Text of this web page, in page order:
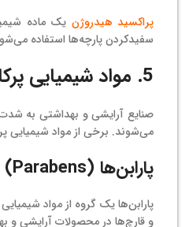
پراکسید هیدروژن یک ماده
سفید‌کردن پارچه‌ها استفاده
5. مواد شیمیایی پرکاربرد در صنایع آرایشی و بهداشتی
صنایع آرایشی و بهداشتی به
می‌شوند. برخی از مواد شیمیایی
پارابن‌ها (Parabens)
پارابن‌ها یک گروه از مواد
و قارچ‌ها در محصولات آرایشی و